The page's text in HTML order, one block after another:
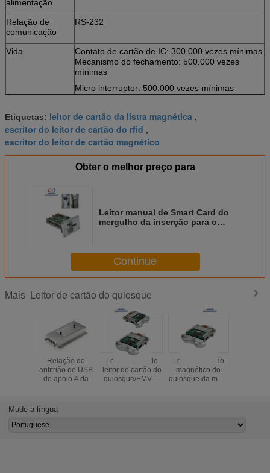
alimentação
Relação de
comunicação
RS-232
Vida
Contato de cartão de IC: 300.000 vezes mínimas
Mecanismo do fechamento: 500.000 vezes
mínimas
Micro interruptor: 500.000 vezes mínimas
somente)
Circunstâncias
ambientais
Operação: 0℃~50℃/0 ~ RH de 90% (não
condensação)
Armazenamento: - 25℃~80℃/0 ~ RH de 95%
(não condensação)
Etiquetas: leitor de cartão da listra magnética ,
escritor do leitor de cartão do rfid ,
escritor do leitor de cartão magnético
Obter o melhor preço para
Leitor manual de Smart Card do
mergulho da inserção para o
Continue
Mais Leitor de cartão do quiosque
Relação do
anfitrião de USB
do apoio 4 da
603-G do
quiosque do
metro de RFID/IC
Leitor rápido do
leitor de cartão do
quiosque/EMV IC
Leitor de cartão
magnético do
quiosque da meia
Mude a língua